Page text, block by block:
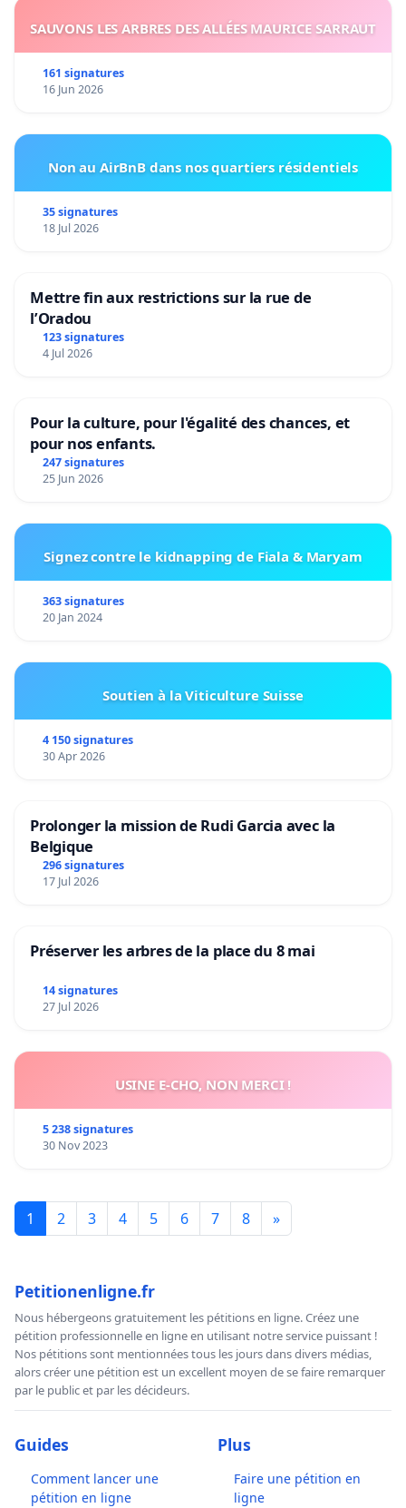
SAUVONS LES ARBRES DES ALLÉES MAURICE SARRAUT
161 signatures
16 Jun 2026
Non au AirBnB dans nos quartiers résidentiels
35 signatures
18 Jul 2026
Mettre fin aux restrictions sur la rue de
l’Oradou
123 signatures
4 Jul 2026
Pour la culture, pour l'égalité des chances, et
pour nos enfants.
247 signatures
25 Jun 2026
Signez contre le kidnapping de Fiala & Maryam
363 signatures
20 Jan 2024
Soutien à la Viticulture Suisse
4 150 signatures
30 Apr 2026
Prolonger la mission de Rudi Garcia avec la
Belgique
296 signatures
17 Jul 2026
Préserver les arbres de la place du 8 mai
14 signatures
27 Jul 2026
USINE E-CHO, NON MERCI !
5 238 signatures
30 Nov 2023
1 2 3 4 5 6 7 8 »
Petitionenligne.fr
Nous hébergeons gratuitement les pétitions en ligne. Créez une
pétition professionnelle en ligne en utilisant notre service puissant !
Nos pétitions sont mentionnées tous les jours dans divers médias,
alors créer une pétition est un excellent moyen de se faire remarquer
par le public et par les décideurs.
Guides
Comment lancer une
pétition en ligne
Plus
Faire une pétition en
ligne